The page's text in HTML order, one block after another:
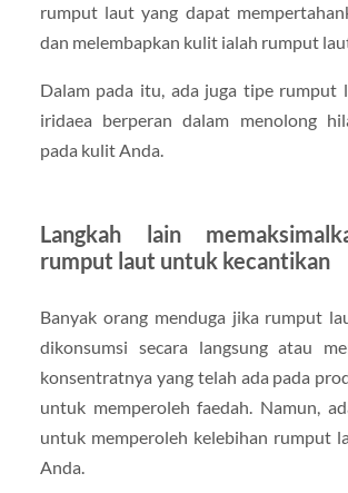
rumput laut yang dapat
dan melembapkan kulit ialah rumput
Dalam pada itu, ada juga tipe rumput
iridaea berperan dalam menolong
pada kulit Anda.
Langkah lain
rumput laut untuk kecantikan
Banyak orang menduga jika rumput
dikonsumsi secara langsung atau
konsentratnya yang telah ada pada
untuk memperoleh faedah. Namun,
untuk memperoleh kelebihan rumput
Anda.